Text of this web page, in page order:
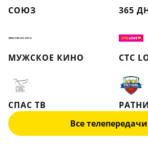
СОЮЗ 365
МУЖСКОЕ КИНО СТС
СПАС ТВ
Все телепередачи